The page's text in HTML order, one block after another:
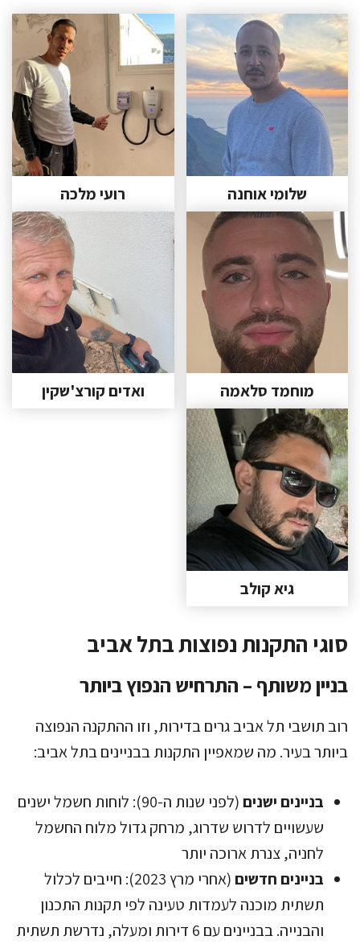
שלומי אוחנה רועי מלכה
מוחמד סלאמה ואדים קורצ'שקין
גיא קולב
סוגי התקנות נפוצות בתל אביב
בניין משותף – התרחיש הנפוץ ביותר
רוב תושבי תל אביב גרים בדירות, וזו ההתקנה הנפוצה
ביותר בעיר. מה שמאפיין התקנות בבניינים בתל אביב:
בניינים ישנים
(לפני שנות ה-90): לוחות חשמל ישנים
שעשויים לדרוש שדרוג, מרחק גדול מלוח החשמל
לחניה, צנרת ארוכה יותר
בניינים חדשים
(אחרי מרץ 2023): חייבים לכלול
תשתית מוכנה לעמדות טעינה לפי תקנות התכנון
והבנייה. בבניינים עם 6 דירות ומעלה, נדרשת תשתית